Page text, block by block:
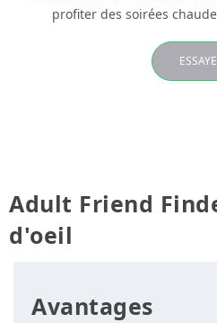
profiter des soirées
Adult Friend
d'oeil
Avantages